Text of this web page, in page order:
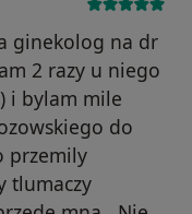
ginekolog na dr
2 razy u niego
i bylam mile
do
przemily
tlumaczy